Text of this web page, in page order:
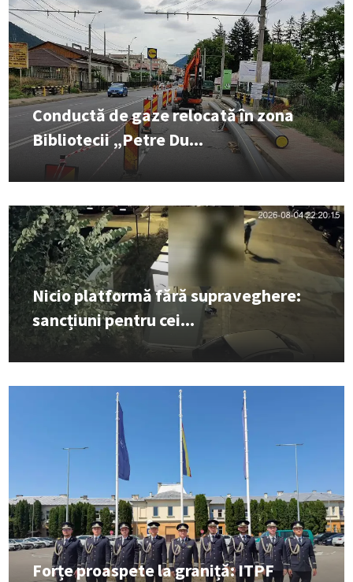
Conductă de gaze relocată în zona
Bibliotecii „Petre Du...
Nicio platformă fără supraveghere:
sancțiuni pentru cei...
Forțe proaspete la graniță: ITPF